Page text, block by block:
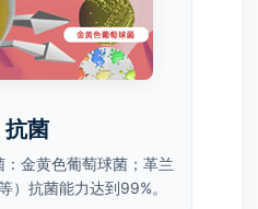
抗菌
金黄色葡萄球菌；革兰
）抗菌能力达到99%。